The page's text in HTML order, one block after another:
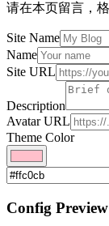
请在本页留言，
Site Name
Name
Site URL
Description
Avatar URL
Theme Color
Config Preview